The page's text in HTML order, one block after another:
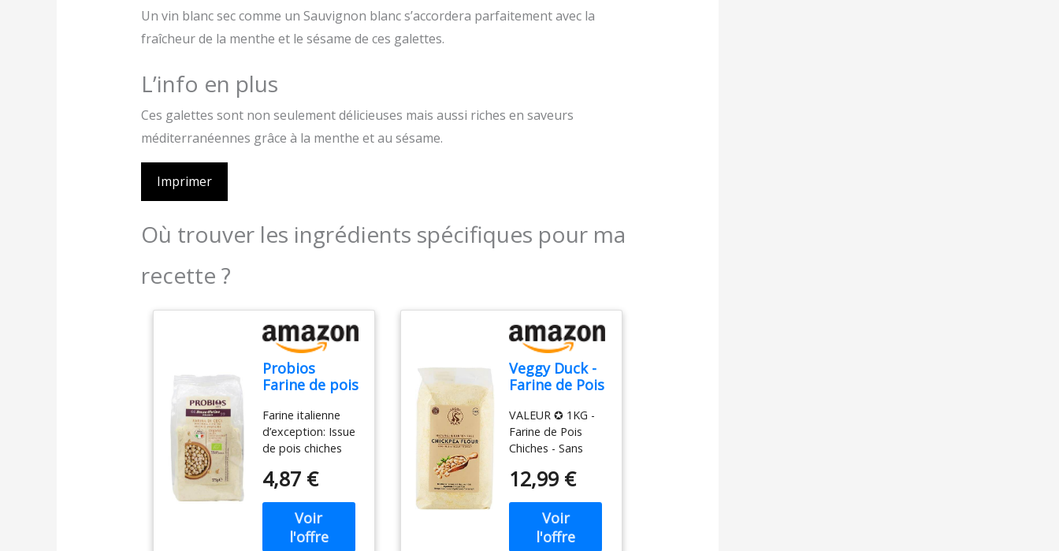
Un vin blanc sec comme un Sauvignon blanc s’accordera parfaitement avec la
fraîcheur de la menthe et le sésame de ces galettes.
L’info en plus
Ces galettes sont non seulement délicieuses mais aussi riches en saveurs
méditerranéennes grâce à la menthe et au sésame.
Imprimer
Où trouver les ingrédients spécifiques pour ma
recette ?
Probios
Farine de pois
biologique -
Sans gluten -
Riche en
protéines et
en fibres - 375
g
Farine italienne
d’exception: Issue
de pois chiches
cette Farine
finement moulue
pour préserver sa
texture naturelle
4,87 €
Veggy Duck -
Farine de Pois
- Sans Gluten
| Sans OGM
VALEUR ✪ 1KG -
Farine de Pois
Chiches - Sans
Sans OGM |
PROPRIÉTÉS ✪
Riche en Fibres et
Protéines.
12,99 €